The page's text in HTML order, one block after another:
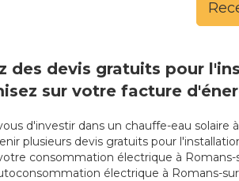
des devis gratuits pour
sur votre facture
d'investir dans un chauffe-eau
plusieurs devis gratuits pour
consommation électrique à
électrique à Romans-